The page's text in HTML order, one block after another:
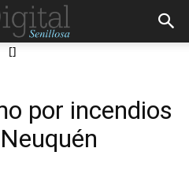
[]
por incendios